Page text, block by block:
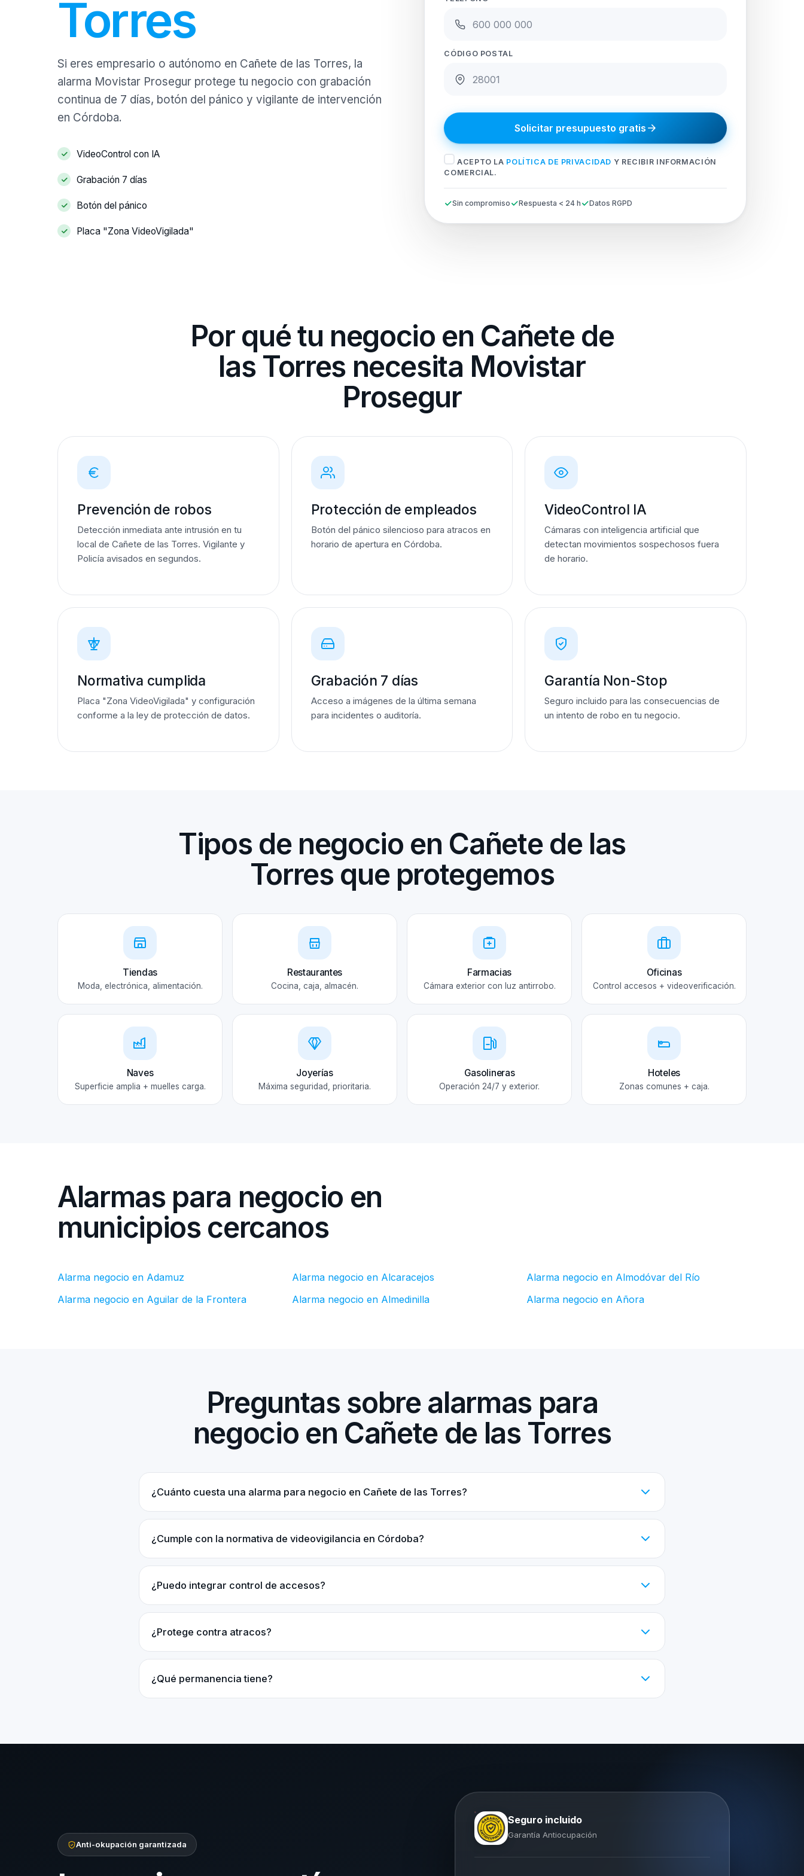
Torres
Si eres empresario o autónomo en Cañete de las Torres, la
alarma Movistar Prosegur protege tu negocio con grabación
continua de 7 días, botón del pánico y vigilante de intervención
en Córdoba.
VideoControl con IA
Grabación 7 días
Botón del pánico
Placa "Zona VideoVigilada"
CÓDIGO POSTAL
Solicitar presupuesto gratis
ACEPTO LA POLÍTICA DE PRIVACIDAD Y RECIBIR INFORMACIÓN
COMERCIAL.
Sin compromiso Respuesta < 24 h Datos RGPD
Por qué tu negocio en Cañete de
las Torres necesita Movistar
Prosegur
Prevención de robos
Detección inmediata ante intrusión en tu
local de Cañete de las Torres. Vigilante y
Policía avisados en segundos.
Protección de empleados
Botón del pánico silencioso para atracos en
horario de apertura en Córdoba.
VideoControl IA
Cámaras con inteligencia artificial que
detectan movimientos sospechosos fuera
de horario.
Normativa cumplida
Placa "Zona VideoVigilada" y configuración
conforme a la ley de protección de datos.
Grabación 7 días
Acceso a imágenes de la última semana
para incidentes o auditoría.
Garantía Non-Stop
Seguro incluido para las consecuencias de
un intento de robo en tu negocio.
Tipos de negocio en Cañete de las
Torres que protegemos
Tiendas
Moda, electrónica, alimentación.
Restaurantes
Cocina, caja, almacén.
Farmacias
Cámara exterior con luz antirrobo.
Oficinas
Control accesos + videoverificación.
Naves
Superficie amplia + muelles carga.
Joyerías
Máxima seguridad, prioritaria.
Gasolineras
Operación 24/7 y exterior.
Hoteles
Zonas comunes + caja.
Alarmas para negocio en
municipios cercanos
Alarma negocio en Adamuz
Alarma negocio en Aguilar de la Frontera
Alarma negocio en Alcaracejos
Alarma negocio en Almedinilla
Alarma negocio en Almodóvar del Río
Alarma negocio en Añora
Preguntas sobre alarmas para
negocio en Cañete de las Torres
¿Cuánto cuesta una alarma para negocio en Cañete de las Torres?
¿Cumple con la normativa de videovigilancia en Córdoba?
¿Puedo integrar control de accesos?
¿Protege contra atracos?
¿Qué permanencia tiene?
Anti-okupación garantizada
Seguro incluido
Garantía Antiocupación